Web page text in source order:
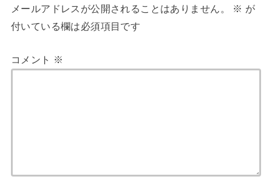
メールアドレスが公開されることはありません。 ※ が
付いている欄は必須項目です
コメント ※